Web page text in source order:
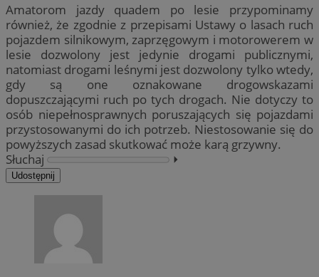
Amatorom jazdy quadem po lesie przypominamy
również, że zgodnie z przepisami Ustawy o lasach ruch
pojazdem silnikowym, zaprzęgowym i motorowerem w
lesie dozwolony jest jedynie drogami publicznymi,
natomiast drogami leśnymi jest dozwolony tylko wtedy,
gdy są one oznakowane drogowskazami
dopuszczającymi ruch po tych drogach. Nie dotyczy to
osób niepełnosprawnych poruszających się pojazdami
przystosowanymi do ich potrzeb. Niestosowanie się do
powyższych zasad skutkować może karą grzywny.
Słuchaj
⏵︎
Udostępnij